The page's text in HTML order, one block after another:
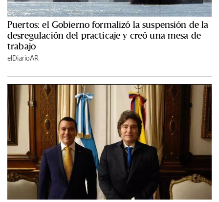
Puertos: el Gobierno formalizó la suspensión de la
desregulación del practicaje y creó una mesa de
trabajo
elDiarioAR